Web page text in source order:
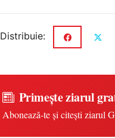
Distribuie:
Primește ziarul
Abonează-te și citești ziarul